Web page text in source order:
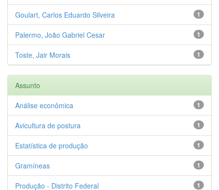
1
Goulart, Carlos Eduardo Silveira
1
Palermo, João Gabriel Cesar
1
Toste, Jair Morais
Assunto
1
Análise econômica
1
Avicultura de postura
1
Estatística de produção
1
Gramíneas
1
Produção - Distrito Federal